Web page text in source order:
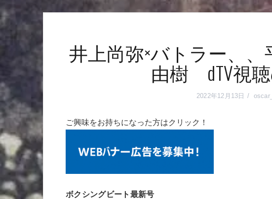
井上尚弥×バトラー、
由樹 dTV視
2022年12月13日
ご興味をお持ちになった方はクリック！
ボクシングビート最新号